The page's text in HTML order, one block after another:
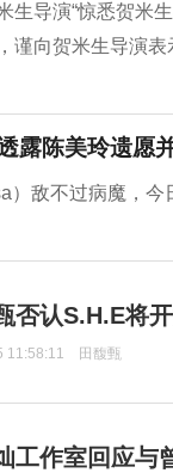
生导演“惊悉贺米
谨向贺米生导演表
露陈美玲遗愿
敌不过病魔，今
否认S.H.E将
11:58:11 田馥甄
工作室回应与